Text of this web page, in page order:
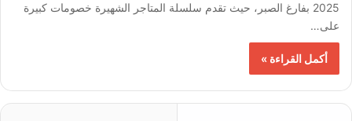
2025 بفارغ الصبر، حيث تقدم سلسلة المتاجر الشهيرة خصومات كبيرة
على…
أكمل القراءة »